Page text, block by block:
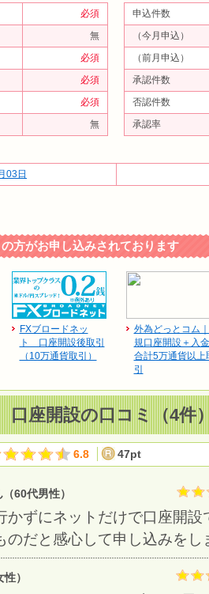
必須
無
必須
必須
必須
無
申込件数
（今月申込）
（前月申込）
承認件数
否認件数
承認率
03日
方がお申し込みされております
FXブロードネッ
ト 口座開設後取引
（10万通貨取引）
外為どっとコム
規口座開設＋入
合計5万通貨以上
引
座開設の口コミ（4件
6.8 47pt
60代男性）
かずにネットだけで口座開設
のだと感心して申し込みをし
）